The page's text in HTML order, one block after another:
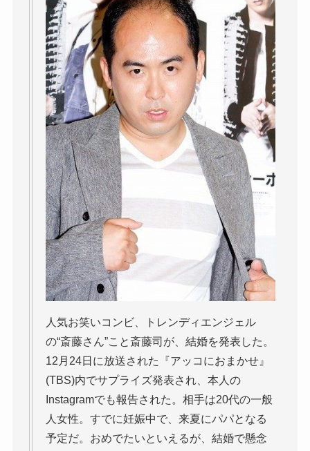
人気お笑いコンビ、トレンディエンジェル
の“斎藤さん”こと斎藤司が、結婚を発表した。
12月24日に放送された『アッコにおまかせ』
(TBS)内でサプライズ発表され、本人の
Instagramでも報告された。相手は20代の一般
人女性。すでに妊娠中で、来夏にパパとなる
予定だ。おめでたいといえるが、結婚で懸念